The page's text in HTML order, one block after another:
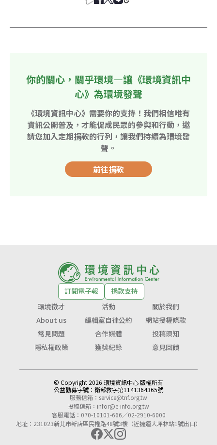
你的關心，關乎環境—讓《環境資訊中
心》為環境發聲
《環境資訊中心》需要你的支持！我們相信唯有
資訊公開普及，才能促成民眾的參與和行動，邀
請您加入定期捐款的行列，讓我們持續為環境發
聲。
前往捐款
訂閱電子報
捐款支持
環境徵才
活動
關於我們
About us
編輯室自律公約
網站授權條款
常見問題
合作媒體
投稿須知
隱私權政策
獲獎紀錄 意見回饋
© Copyright 2026 環境資訊中心 版權所有
公益勸募字號： 衛部救字第1141364365號
服務信箱： service@tnf.org.tw
投稿信箱： infor@e-info.org.tw
客服電話：070-10101-666／02-2910-6000
地址：231023新北市新店區民權路48號3樓（近捷運大坪林站1號出口）